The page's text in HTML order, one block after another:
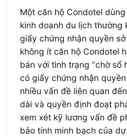
Một căn hộ Condotel
kinh doanh du lịch thường
giấy chứng nhận quyền
không ít căn hộ Condotel
bán với tình trạng “chờ sổ
có giấy chứng nhận
nhiều vấn đề liên quan
dài và quyền định đoạt
xem xét kỹ lương vấn đề
bảo tính minh bạch của